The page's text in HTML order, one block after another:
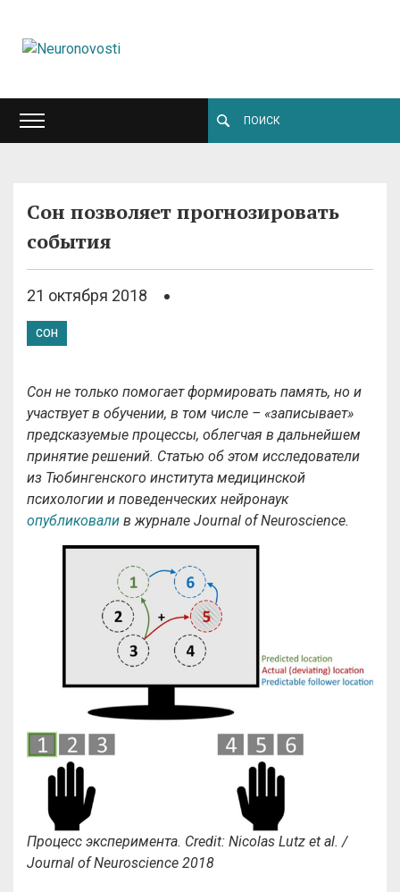
Сон позволяет прогнозировать
события
21 октября 2018
СОН
Сон не только помогает формировать память, но и
участвует в обучении, в том числе – «записывает»
предсказуемые процессы, облегчая в дальнейшем
принятие решений. Статью об этом исследователи
из Тюбингенского института медицинской
психологии и поведенческих нейронаук
опубликовали в журнале Journal of Neuroscience.
Процесс эксперимента. Credit: Nicolas Lutz et al. /
Journal of Neuroscience 2018